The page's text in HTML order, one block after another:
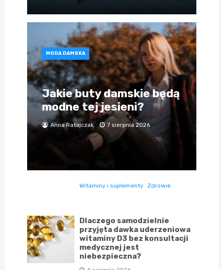
MODA DAMSKA
Jakie buty damskie będą
modne tej jesieni?
Anna Ratajczak 7 sierpnia 2026
Witaminy i suplementy Zdrowie
Dlaczego samodzielnie
przyjęta dawka uderzeniowa
witaminy D3 bez konsultacji
medycznej jest
niebezpieczna?